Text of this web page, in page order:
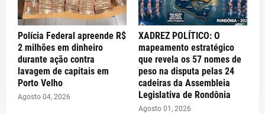
Polícia Federal apreende R$
2 milhões em dinheiro
durante ação contra
lavagem de capitais em
Porto Velho
Agosto 04, 2026
XADREZ POLÍTICO: O
mapeamento estratégico
que revela os 57 nomes de
peso na disputa pelas 24
cadeiras da Assembleia
Legislativa de Rondônia
Agosto 01, 2026